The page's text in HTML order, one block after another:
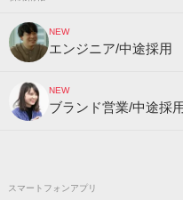
NEW
エンジニア/中途採用
NEW
ブランド営業/中途採
スマートフォンアプリ